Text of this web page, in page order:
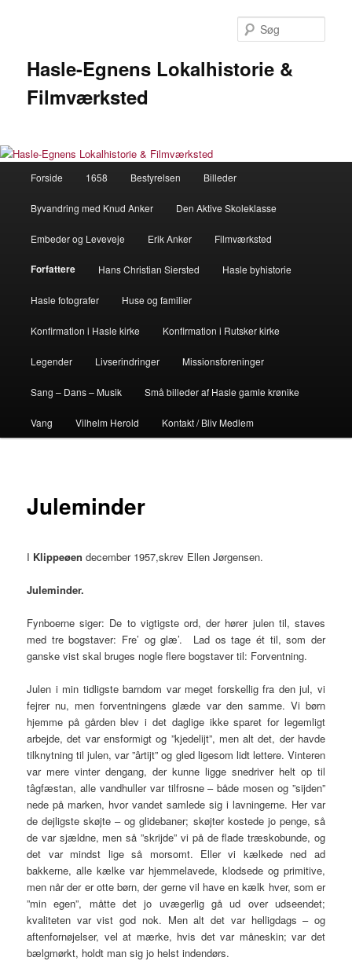
Hasle-Egnens Lokalhistorie &
Filmværksted
Forside 1658 Bestyrelsen Billeder
Byvandring med Knud Anker Den Aktive Skoleklasse
Embeder og Leveveje Erik Anker Filmværksted
Forfattere Hans Christian Siersted Hasle byhistorie
Hasle fotografer Huse og familier
Konfirmation i Hasle kirke Konfirmation i Rutsker kirke
Legender Livserindringer Missionsforeninger
Sang – Dans – Musik Små billeder af Hasle gamle krønike
Vang Vilhelm Herold Kontakt / Bliv Medlem
Juleminder
I Klippeøen december 1957,skrev Ellen Jørgensen.
Juleminder.
Fynboerne siger: De to vigtigste ord, der hører julen til, staves
med tre bogstaver: Fre’ og glæ’. Lad os tage ét til, som der
ganske vist skal bruges nogle flere bogstaver til: Forventning.
Julen i min tidligste barndom var meget forskellig fra den jul, vi
fejrer nu, men forventningens glæde var den samme. Vi børn
hjemme på gården blev i det daglige ikke sparet for legemligt
arbejde, det var ensformigt og ”kjedelijt”, men alt det, der havde
tilknytning til julen, var ”ârtijt” og gled ligesom lidt lettere. Vinteren
var mere vinter dengang, der kunne ligge snedriver helt op til
tâgfæstan, alle vandhuller var tilfrosne – både mosen og ”sijden”
nede på marken, hvor vandet samlede sig i lavningerne. Her var
de dejligste skøjte – og glidebaner; skøjter kostede jo penge, så
de var sjældne, men så ”skrijde” vi på de flade træskobunde, og
det var mindst lige så morsomt. Eller vi kælkede ned ad
bakkerne, alle kælke var hjemmelavede, klodsede og primitive,
men når der er otte børn, der gerne vil have en kælk hver, som er
”min egen”, måtte det jo uvægerlig gå ud over udseendet;
kvaliteten var vist god nok. Men alt det var helligdags – og
aftenfornøjelser, vel at mærke, hvis det var måneskin; var det
bælgmørkt, holdt man sig jo helst indendørs.